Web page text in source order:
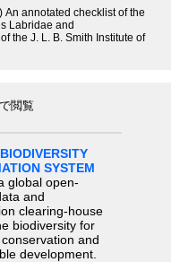
An annotated checklist of the
Labridae and
the J. L. B. Smith Institute of
閲覧
SYSTEM
global open-
and
clearing-house
biodiversity for
and
development.